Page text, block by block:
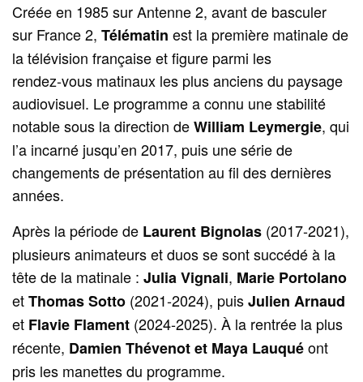
Créée en 1985 sur Antenne 2, avant de basculer
sur France 2,Télématin est la première matinale de
la télévision française et figure parmi les
rendez‑vous matinaux les plus anciens du paysage
audiovisuel. Le programme a connu une stabilité
notable sous la direction deWilliam Leymergie, qui
l’a incarné jusqu’en 2017, puis une série de
changements de présentation au fil des dernières
années.
Après la période de Laurent Bignolas (2017‑2021),
plusieurs animateurs et duos se sont succédé à la
tête de la matinale :Julia Vignali, Marie Portolano
etThomas Sotto (2021‑2024), puisJulien Arnaud
et Flavie Flament (2024‑2025). À la rentrée la plus
récente, Damien Thévenot et Maya Lauquéont
pris les manettes du programme.